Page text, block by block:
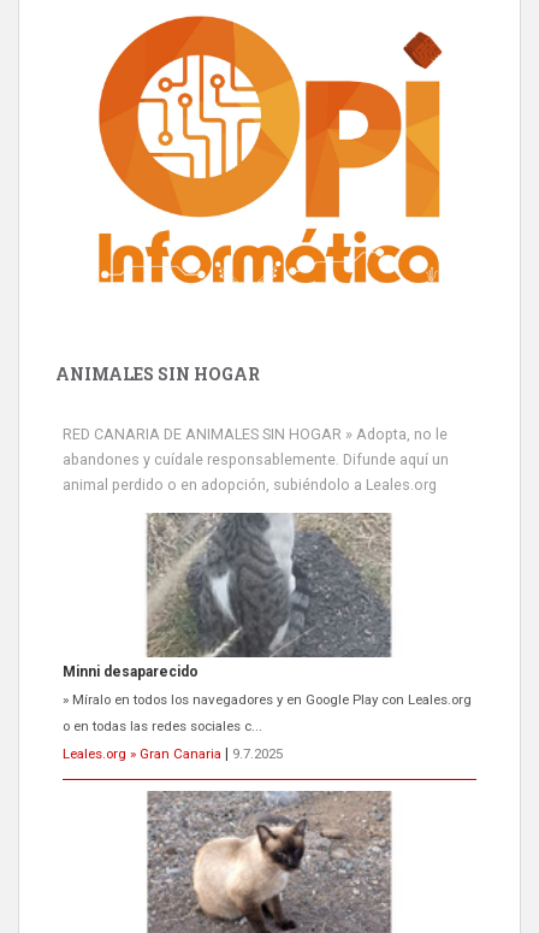
ANIMALES SIN HOGAR
RED CANARIA DE ANIMALES SIN HOGAR » Adopta, no le
abandones y cuídale responsablemente. Difunde aquí un
animal perdido o en adopción, subiéndolo a Leales.org
Siami Perdida
Se llama Siami,es hembra de 4 años,esterilizada con marca de
oreja,cariñosa,mimosa pero miedosa,e...
Leales.org » Gran Canaria
9.7.2025